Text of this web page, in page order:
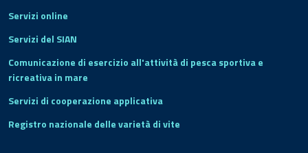
Servizi online
Servizi del SIAN
Comunicazione di esercizio all'attività di pesca sportiva e
ricreativa in mare
Servizi di cooperazione applicativa
Registro nazionale delle varietà di vite